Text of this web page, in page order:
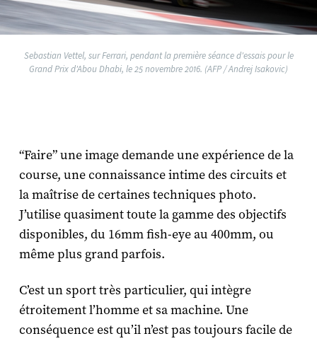
Sebastian Vettel, sur Ferrari, pendant la première séance d'essais pour le
Grand Prix d'Abou Dhabi, le 25 novembre 2016. (AFP / Andrej Isakovic)
“Faire” une image demande une expérience de la
course, une connaissance intime des circuits et
la maîtrise de certaines techniques photo.
J’utilise quasiment toute la gamme des objectifs
disponibles, du 16mm fish-eye au 400mm, ou
même plus grand parfois.
C’est un sport très particulier, qui intègre
étroitement l’homme et sa machine. Une
conséquence est qu’il n’est pas toujours facile de